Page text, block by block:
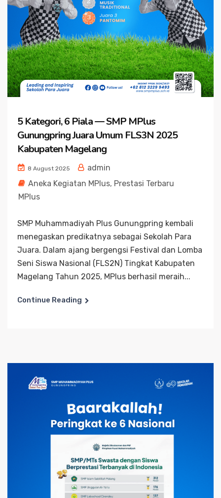
5 Kategori, 6 Piala — SMP MPlus
Gunungpring Juara Umum FLS3N 2025
Kabupaten Magelang
8 August 2025
admin
Aneka Kegiatan MPlus, Prestasi Terbaru
MPlus
SMP Muhammadiyah Plus Gunungpring kembali
menegaskan predikatnya sebagai Sekolah Para
Juara. Dalam ajang bergengsi Festival dan Lomba
Seni Siswa Nasional (FLS2N) Tingkat Kabupaten
Magelang Tahun 2025, MPlus berhasil meraih...
Continue Reading